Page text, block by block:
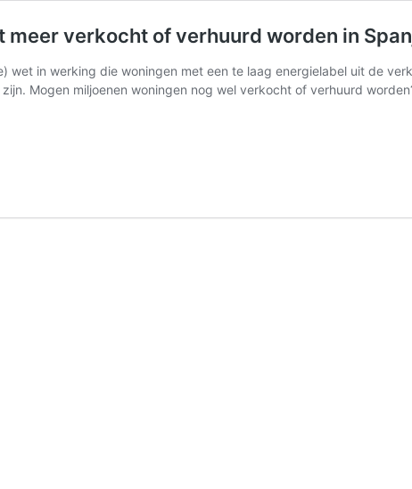
verkocht of verhuurd worden in
wet in werking die woningen met een te laag energielabel uit de
Mogen miljoenen woningen nog wel verkocht of verhuurd